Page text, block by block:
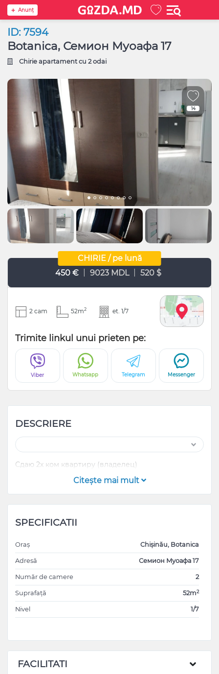
Anunţ
ID: 7594
Botanica, Семион Муоафа 17
Chirie apartament cu 2 odai
14
CHIRIE / pe lună
450 €
9023 MDL 520 $
2 cam 52m2 et. 1/7
Trimite linkul unui prieten pe:
Viber Whatsapp Telegram Messenger
DESCRIERE
Сдаю 2х ком квартиру (владелец)
Citeşte mai mult
SPECIFICATII
Oraș Chișinău, Botanica
Adresă Семион Муоафа 17
Număr de camere 2
Suprafață 52m2
Nivel 1/7
FACILITATI